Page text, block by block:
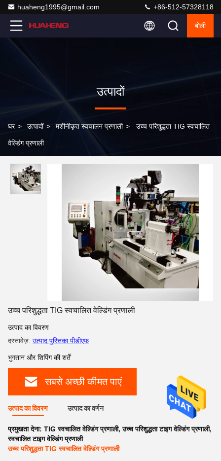
huaheng1995@gmail.com +86-512-57328118
बोली
उत्पादों
घर > उत्पादों > मशीनीकृत स्वचालन प्रणाली > उच्च परिशुद्धता TIG स्वचालित
वेल्डिंग प्रणाली
उच्च परिशुद्धता TIG स्वचालित वेल्डिंग प्रणाली
उत्पाद का विवरण
दस्तावेज़: उत्पाद पुस्तिका पीडीएफ
भुगतान और शिपिंग की शर्तें
सबसे अच्छी कीमत पाएं
उत्पाद का विवरण उत्पाद का वर्णन
प्रमुखता देना: TIG स्वचालित वेल्डिंग प्रणाली,उच्च परिशुद्धता टाइग वेल्डिंग प्रणाली,
स्वचालित टाइग वेल्डिंग प्रणाली
उच्च परिशुद्धता TIG स्वचालित वेल्डिंग प्रणाली